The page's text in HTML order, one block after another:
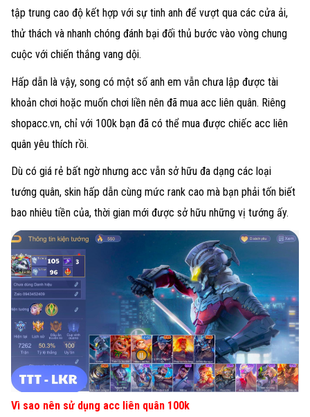
tập trung cao độ kết hợp với sự tinh anh để vượt qua các cửa ải,
thử thách và nhanh chóng đánh bại đối thủ bước vào vòng chung
cuộc với chiến thắng vang dội.
Hấp dẫn là vậy, song có một số anh em vẫn chưa lập được tài
khoản chơi hoặc muốn chơi liền nên đã mua acc liên quân. Riêng
shopacc.vn, chỉ với 100k bạn đã có thể mua được chiếc acc liên
quân yêu thích rồi.
Dù có giá rẻ bất ngờ nhưng acc vẫn sở hữu đa dạng các loại
tướng quân, skin hấp dẫn cùng mức rank cao mà bạn phải tốn biết
bao nhiêu tiền của, thời gian mới được sở hữu những vị tướng ấy.
Vì sao nên sử dụng acc liên quân 100k